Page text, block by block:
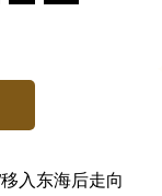
入东海后走向